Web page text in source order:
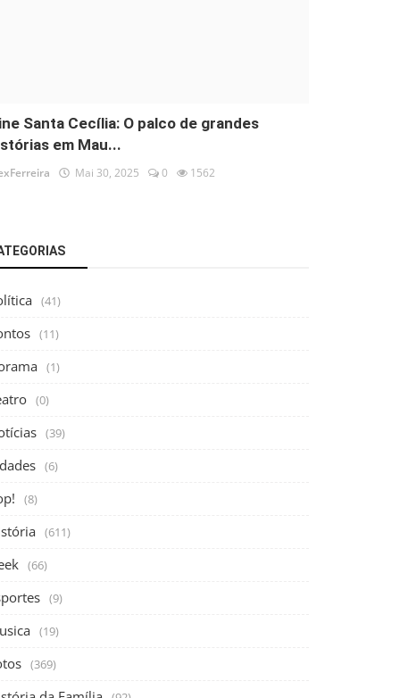
Santa Cecília: O palco de grandes
em Mau...
Mai 30, 2025 0 1562
(41)
(11)
(1)
(0)
(39)
(6)
(8)
(611)
(66)
(9)
(19)
(369)